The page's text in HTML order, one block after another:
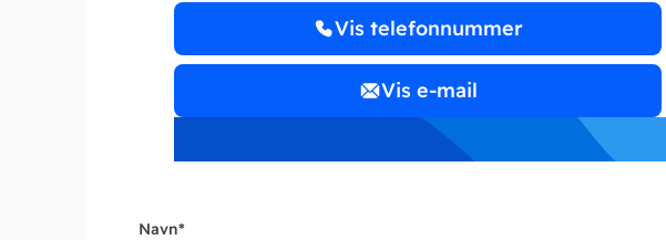
Vis telefonnummer
Vis e-mail
Navn*